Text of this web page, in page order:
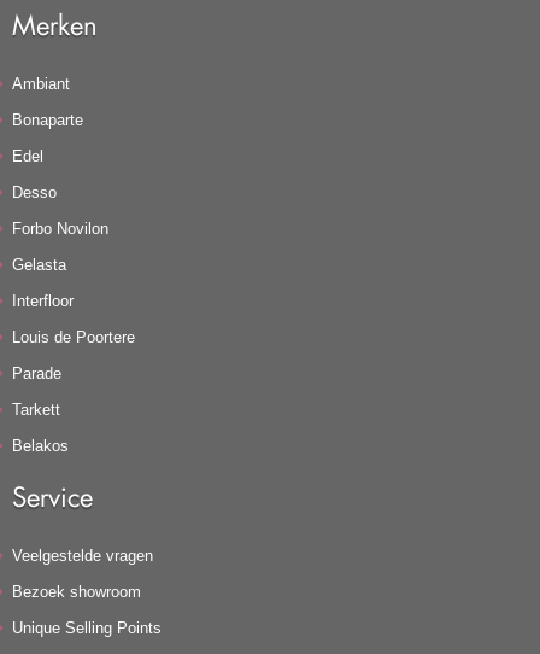
Merken
Ambiant
Bonaparte
Edel
Desso
Forbo Novilon
Gelasta
Interfloor
Louis de Poortere
Parade
Tarkett
Belakos
Service
Veelgestelde vragen
Bezoek showroom
Unique Selling Points